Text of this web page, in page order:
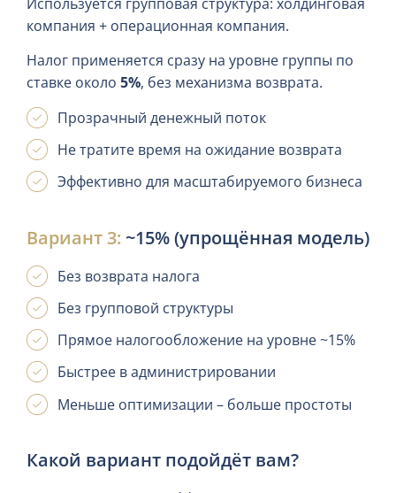
компания + операционная компания.
Налог применяется сразу на уровне группы по
ставке около 5%, без механизма возврата.
Прозрачный денежный поток
Не тратите время на ожидание возврата
Эффективно для масштабируемого бизнеса
Вариант 3: ~15% (упрощённая модель)
Без возврата налога
Без групповой структуры
Прямое налогообложение на уровне ~15%
Быстрее в администрировании
Меньше оптимизации – больше простоты
Какой вариант подойдёт вам?